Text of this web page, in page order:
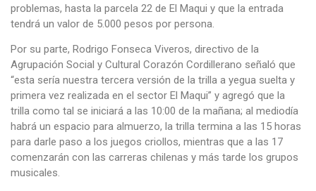
problemas, hasta la parcela 22 de El Maqui y que la entrada
tendrá un valor de 5.000 pesos por persona.
Por su parte, Rodrigo Fonseca Viveros, directivo de la
Agrupación Social y Cultural Corazón Cordillerano señaló que
“esta sería nuestra tercera versión de la trilla a yegua suelta y
primera vez realizada en el sector El Maqui” y agregó que la
trilla como tal se iniciará a las 10:00 de la mañana; al mediodía
habrá un espacio para almuerzo, la trilla termina a las 15 horas
para darle paso a los juegos criollos, mientras que a las 17
comenzarán con las carreras chilenas y más tarde los grupos
musicales.